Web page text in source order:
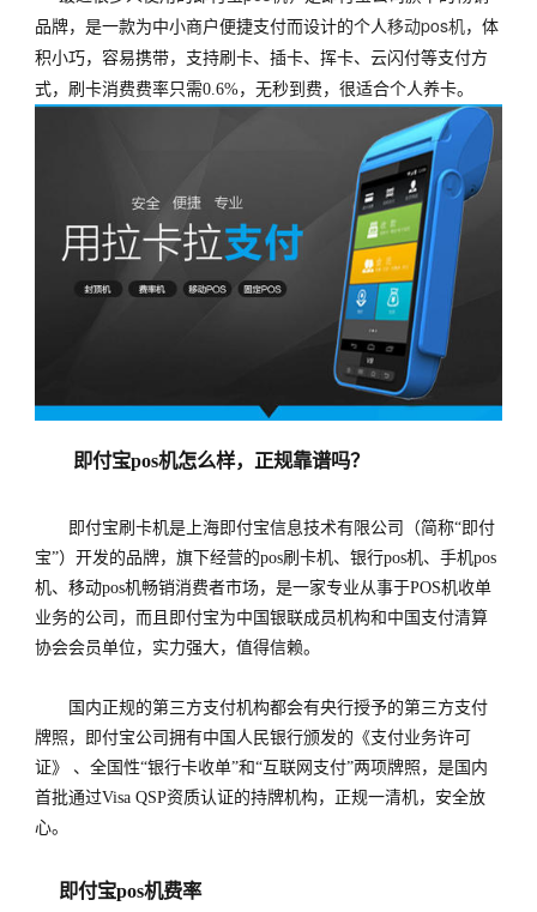
品牌，是一款为中小商户便捷支付而设计的个人移动pos机，体
积小巧，容易携带，支持刷卡、插卡、挥卡、云闪付等支付方
式，刷卡消费费率只需0.6%，无秒到费，很适合个人养卡。
即付宝pos机怎么样，正规靠谱吗？
即付宝刷卡机是上海即付宝信息技术有限公司（简称“即付
宝”）开发的品牌，旗下经营的pos刷卡机、银行pos机、手机pos
机、移动pos机畅销消费者市场，是一家专业从事于POS机收单
业务的公司，而且即付宝为中国银联成员机构和中国支付清算
协会会员单位，实力强大，值得信赖。
国内正规的第三方支付机构都会有央行授予的第三方支付
牌照，即付宝公司拥有中国人民银行颁发的《支付业务许可
证》 、全国性“银行卡收单”和“互联网支付”两项牌照，是国内
首批通过Visa QSP资质认证的持牌机构，正规一清机，安全放
心。
即付宝pos机费率